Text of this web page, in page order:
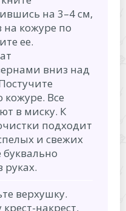
на 3–4 см,
кожуре по
ее.
вниз над
кожуре. Все
в миску. К
подходит
и свежих
руках.
верхушку.
накрест.